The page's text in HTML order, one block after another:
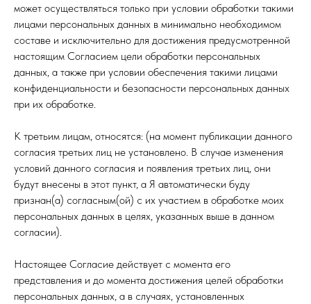
может осуществляться только при условии обработки такими
лицами персональных данных в минимально необходимом
составе и исключительно для достижения предусмотренной
настоящим Согласием цели обработки персональных
данных, а также при условии обеспечения такими лицами
конфиденциальности и безопасности персональных данных
при их обработке.
К третьим лицам, относятся: (на момент публикации данного
согласия третьих лиц не установлено. В случае изменения
условий данного согласия и появления третьих лиц, они
будут внесены в этот пункт, а Я автоматически буду
признан(а) согласным(ой) с их участием в обработке моих
персональных данных в целях, указанных выше в данном
согласии).
Настоящее Согласие действует с момента его
представления и до момента достижения целей обработки
персональных данных, а в случаях, установленных